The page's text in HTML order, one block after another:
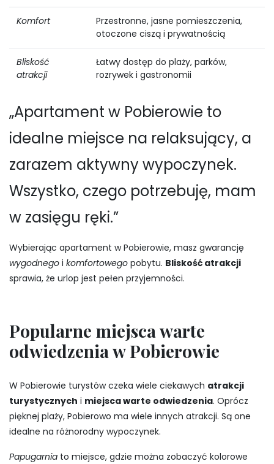
Komfort
Przestronne, jasne pomieszczenia,
otoczone ciszą i prywatnością
Bliskość
atrakcji
Łatwy dostęp do plaży, parków,
rozrywek i gastronomii
„Apartament w Pobierowie to
idealne miejsce na relaksujący, a
zarazem aktywny wypoczynek.
Wszystko, czego potrzebuję, mam
w zasięgu ręki.”
Wybierając apartament w Pobierowie, masz gwarancję
wygodnego i komfortowego pobytu. Bliskość atrakcji
sprawia, że urlop jest pełen przyjemności.
Popularne miejsca warte
odwiedzenia w Pobierowie
W Pobierowie turystów czeka wiele ciekawych atrakcji
turystycznych i miejsca warte odwiedzenia. Oprócz
pięknej plaży, Pobierowo ma wiele innych atrakcji. Są one
idealne na różnorodny wypoczynek.
Papugarnia to miejsce, gdzie można zobaczyć kolorowe